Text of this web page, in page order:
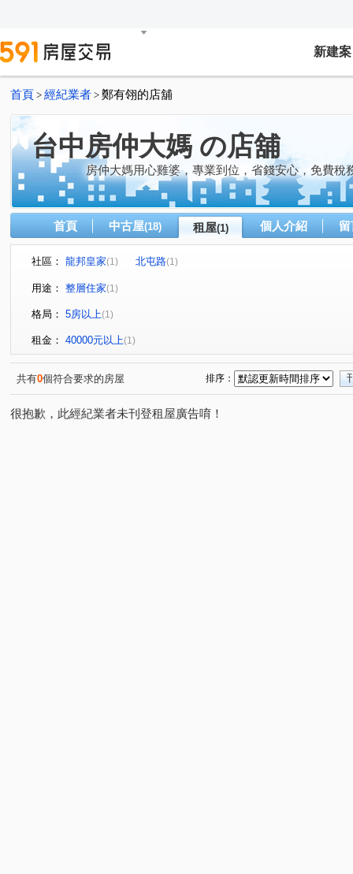
新建案
首頁 > 經紀業者 > 鄭有翎的店舖
台中房仲大媽 の店舖
房仲大媽用心雞婆，專業到位，省錢安心，免費稅
首頁 中古屋(18) 租屋(1) 個人介紹
社區： 龍邦皇家(1) 北屯路(1)
用途： 整層住家(1)
格局： 5房以上(1)
租金： 40000元以上(1)
共有0個符合要求的房屋 排序：
很抱歉，此經紀業者未刊登租屋廣告唷！